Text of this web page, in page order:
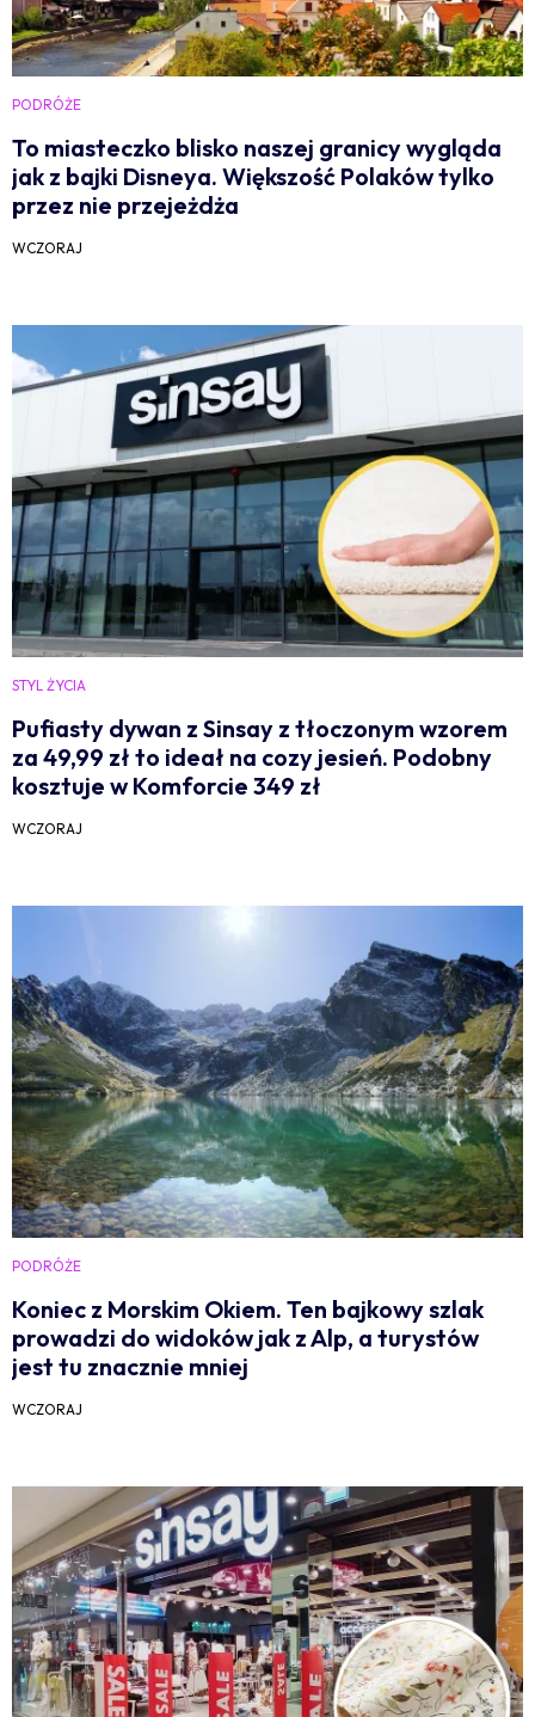
PODRÓŻE
To miasteczko blisko naszej granicy wygląda
jak z bajki Disneya. Większość Polaków tylko
przez nie przejeżdża
WCZORAJ
STYL ŻYCIA
Pufiasty dywan z Sinsay z tłoczonym wzorem
za 49,99 zł to ideał na cozy jesień. Podobny
kosztuje w Komforcie 349 zł
WCZORAJ
PODRÓŻE
Koniec z Morskim Okiem. Ten bajkowy szlak
prowadzi do widoków jak z Alp, a turystów
jest tu znacznie mniej
WCZORAJ